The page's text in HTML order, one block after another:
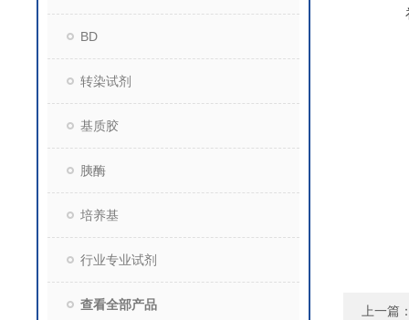
BD
转染试剂
基质胶
胰酶
培养基
行业专业试剂
查看全部产品 上一篇